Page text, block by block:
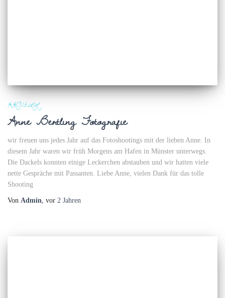
AKTUELL
Anne Bertling Fotografie
wir freuen uns jedes Jahr auf das Fotoshootings mit der lieben Anne. In
diesem Jahr waren wir früh Morgens am Hafen in Münster unterwegs.
Die Dackels konnten einige Leckerchen abstauben und wir hatten viele
nette Gespräche mit Passanten. Liebe Anne, vielen Dank für das tolle
Shooting
Von Admin, vor 2 Jahren